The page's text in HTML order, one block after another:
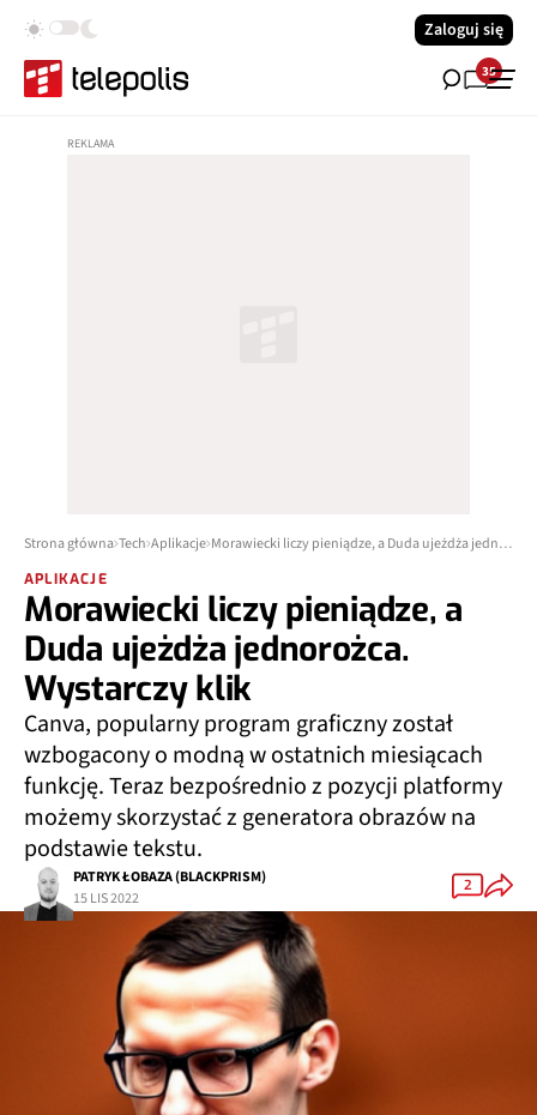
Zaloguj się
35
Strona główna Tech Aplikacje Morawiecki liczy pieniądze, a Duda ujeżdża jednorożca. Wystarczy klik
APLIKACJE
Morawiecki liczy pieniądze, a
Duda ujeżdża jednorożca.
Wystarczy klik
Canva, popularny program graficzny został
wzbogacony o modną w ostatnich miesiącach
funkcję. Teraz bezpośrednio z pozycji platformy
możemy skorzystać z generatora obrazów na
podstawie tekstu.
PATRYK ŁOBAZA (BLACKPRISM)
15 LIS 2022
2